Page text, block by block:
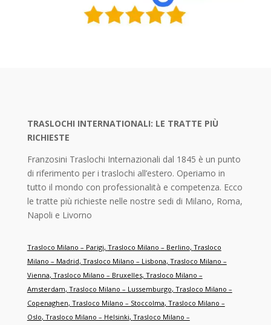
TRASLOCHI INTERNATIONALI: LE TRATTE PIÙ
RICHIESTE
Franzosini Traslochi Internazionali dal 1845 è un punto
di riferimento per i traslochi all’estero. Operiamo in
tutto il mondo con professionalità e competenza. Ecco
le tratte più richieste nelle nostre sedi di Milano, Roma,
Napoli e Livorno
Trasloco Milano – Parigi, Trasloco Milano – Berlino, Trasloco
Milano – Madrid, Trasloco Milano – Lisbona, Trasloco Milano –
Vienna, Trasloco Milano – Bruxelles, Trasloco Milano –
Amsterdam, Trasloco Milano – Lussemburgo, Trasloco Milano –
Copenaghen, Trasloco Milano – Stoccolma, Trasloco Milano –
Oslo, Trasloco Milano – Helsinki, Trasloco Milano –